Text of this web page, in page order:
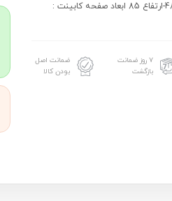
روشویی کابین دار: ابعاد کلی : طول 85-عرض 48-ارتفاع 85 ابعاد صفحه کابینت :
۷ روز ضمانت
بازگشت
ضمانت اصل
بودن کالا